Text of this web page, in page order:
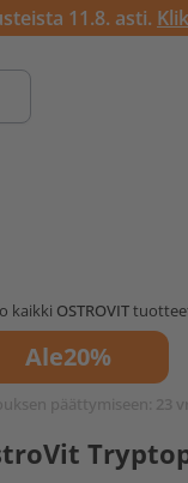
11.8. asti.
kaikki OSTROVIT
Ale20%
päättymiseen: 23